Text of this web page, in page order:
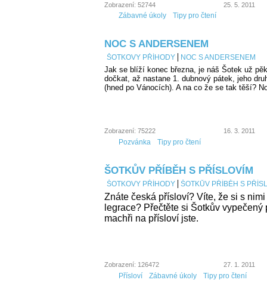
Zobrazení: 52744 25. 5. 2011
Zábavné úkoly Tipy pro čtení
NOC S ANDERSENEM
ŠOTKOVY PŘÍHODY NOC S ANDERSENEM
Jak se blíží konec března, je náš Šotek už
dočkat, až nastane 1. dubnový pátek, jeho
(hned po Vánocích). A na co že se tak těší?
Zobrazení: 75222 16. 3. 2011
Pozvánka Tipy pro čtení
ŠOTKŮV PŘÍBĚH S PŘÍSLOVÍM
ŠOTKOVY PŘÍHODY ŠOTKŮV PŘÍBĚH S
Znáte česká přísloví? Víte, že si s
legrace? Přečtěte si Šotkův
machři na přísloví jste.
Zobrazení: 126472 27. 1. 2011
Přísloví Zábavné úkoly Tipy pro čtení